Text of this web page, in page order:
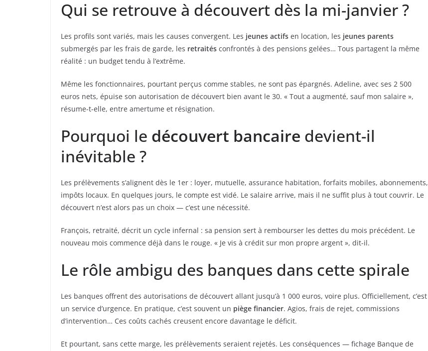
Qui se retrouve à découvert dès la mi-janvier ?
Les profils sont variés, mais les causes convergent. Les jeunes actifs en location, les jeunes parents
submergés par les frais de garde, les retraités confrontés à des pensions gelées… Tous partagent la même
réalité : un budget tendu à l’extrême.
Même les fonctionnaires, pourtant perçus comme stables, ne sont pas épargnés. Adeline, avec ses 2 500
euros nets, épuise son autorisation de découvert bien avant le 30. « Tout a augmenté, sauf mon salaire »,
résume-t-elle, entre amertume et résignation.
Pourquoi le découvert bancaire devient-il
inévitable ?
Les prélèvements s’alignent dès le 1er : loyer, mutuelle, assurance habitation, forfaits mobiles, abonnements,
impôts locaux. En quelques jours, le compte est vidé. Le salaire arrive, mais il ne suffit plus à tout couvrir. Le
découvert n’est alors pas un choix — c’est une nécessité.
François, retraité, décrit un cycle infernal : sa pension sert à rembourser les dettes du mois précédent. Le
nouveau mois commence déjà dans le rouge. « Je vis à crédit sur mon propre argent », dit-il.
Le rôle ambigu des banques dans cette spirale
Les banques offrent des autorisations de découvert allant jusqu’à 1 000 euros, voire plus. Officiellement, c’est
un service d’urgence. En pratique, c’est souvent un piège financier. Agios, frais de rejet, commissions
d’intervention… Ces coûts cachés creusent encore davantage le déficit.
Et pourtant, sans cette marge, les prélèvements seraient rejetés. Les conséquences — fichage Banque de